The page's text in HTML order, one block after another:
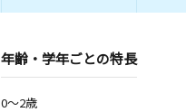
年齢・学年ごとの特長
0～2歳